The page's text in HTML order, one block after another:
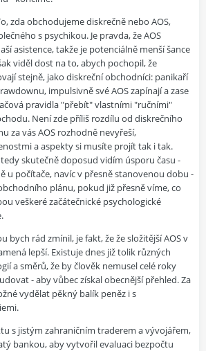
zda obchodujeme diskrečně nebo AOS,
s psychikou. Je pravda, že AOS
asistence, takže je potenciálně menší šance
viděl dost na to, abych pochopil, že
stejně, jako diskreční obchodníci: panikaří
impulsivně své AOS zapínají a zase
pravidla "přebít" vlastními "ručními"
Není zde příliš rozdílu od diskrečního
za vás AOS rozhodně nevyřeší,
a aspekty si musíte projít tak i tak.
skutečně doposud vidím úsporu času -
u počítače, navíc v přesně stanovenou dobu -
plánu, pokud již přesně víme, co
veškeré začátečnické psychologické
bych rád zmínil, je fakt, že že složitější AOS v
lepší. Existuje dnes již tolik různých
a směrů, že by člověk nemusel celé roky
- aby vůbec získal obecnější přehled. Za
vydělat pěkný balík peněz i s
s jistým zahraničním traderem a vývojářem,
bankou, aby vytvořil evaluaci bezpočtu